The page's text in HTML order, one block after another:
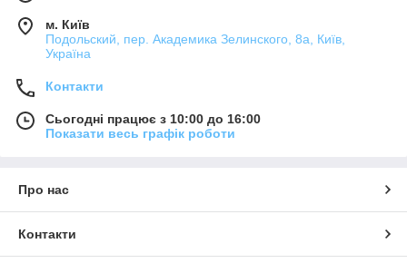
м. Київ
Подольский, пер. Академика Зелинского, 8а, Київ,
Україна
Контакти
Сьогодні працює з 10:00 до 16:00
Показати весь графік роботи
Про нас
Контакти